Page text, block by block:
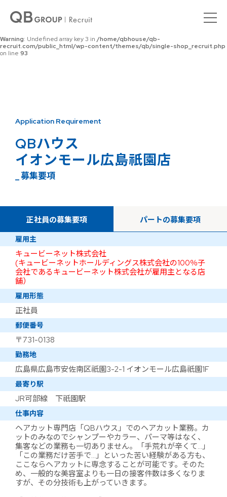
Warning : Undefined array key 0 in
recruit.com/public_html/wp-content/themes/qb/single-shop_recruit.php
on line92
Warning: Undefined array key 3 in /home/qbhouse/qb-
recruit.com/public_html/wp-content/themes/qb/single-shop_recruit.php
on line 93
Application Requirement
QBハウス
イオンモール広島祇園店
_ 募集要項
正社員の募集要項 パートの募集要項
雇用主
キュービーネット株式会社
(キュービーネットホールディングス株式会社の100％子
会社であるキュービーネット株式会社が雇用主となる店
舗）
雇用形態
正社員
郵便番号
〒731-0138
勤務地
広島県広島市安佐南区祇園3-2-1 イオンモール広島祇園1F
最寄り駅
JR可部線 下祇園駅
仕事内容
ヘアカット専門店「QBハウス」でのヘアカット業務。カ
ットのみなのでシャンプーやカラー、パーマ等はなく、
集客などの業務も一切ありません。「手荒れが辛くて…」
「この業務だけ苦手で…」といった苦い経験がある方も、
ここならヘアカットに専念することが可能です。そのた
め、一般的な美容室よりも一日の接客件数は多くなりま
すが、その分技術も上がっていきます。